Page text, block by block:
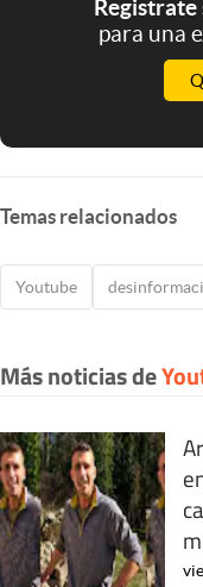
para una
Temas relacionados
Youtube
Más noticias de